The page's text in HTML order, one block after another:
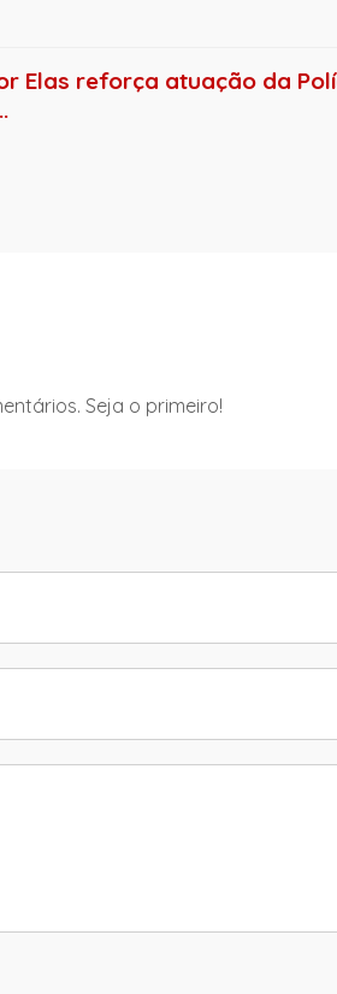
Elas reforça atuação da
Seja o primeiro!